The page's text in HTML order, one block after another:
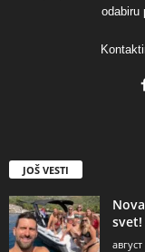
odabiru
JOŠ VESTI
svet!